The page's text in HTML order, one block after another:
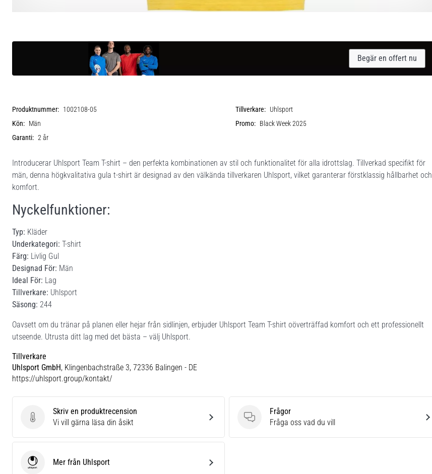
Begär en offert nu
Produktnummer: 1002108-05 Tillverkare: Uhlsport
Kön: Män Promo: Black Week 2025
Garanti: 2 år
Introducerar Uhlsport Team T-shirt – den perfekta kombinationen av stil och funktionalitet för alla idrottslag. Tillverkad specifikt för
män, denna högkvalitativa gula t-shirt är designad av den välkända tillverkaren Uhlsport, vilket garanterar förstklassig hållbarhet och
komfort.
Nyckelfunktioner:
Typ: Kläder
Underkategori: T-shirt
Färg: Livlig Gul
Designad För: Män
Ideal För: Lag
Tillverkare: Uhlsport
Säsong: 244
Oavsett om du tränar på planen eller hejar från sidlinjen, erbjuder Uhlsport Team T-shirt oöverträffad komfort och ett professionellt
utseende. Utrusta ditt lag med det bästa – välj Uhlsport.
Tillverkare
Uhlsport GmbH, Klingenbachstraße 3, 72336 Balingen - DE
https://uhlsport.group/kontakt/
Skriv en produktrecension
Skriv en produktrecension
Vi vill gärna läsa din åsikt
Frågor
Frågor
Fråga oss vad du vill
UhlsportMer från Uhlsport